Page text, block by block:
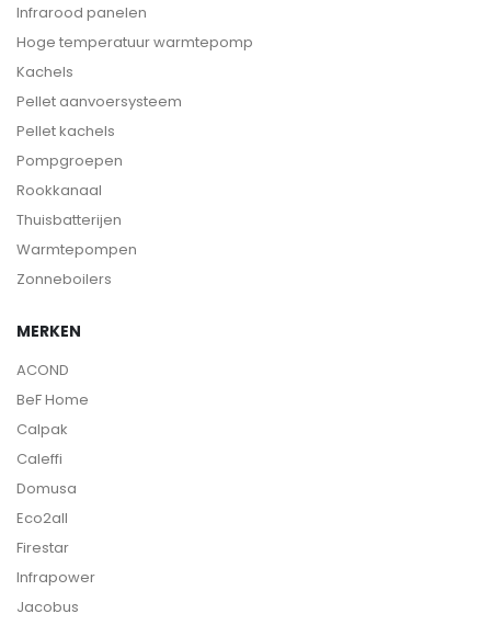
Infrarood panelen
Hoge temperatuur warmtepomp
Kachels
Pellet aanvoersysteem
Pellet kachels
Pompgroepen
Rookkanaal
Thuisbatterijen
Warmtepompen
Zonneboilers
MERKEN
ACOND
BeF Home
Calpak
Caleffi
Domusa
Eco2all
Firestar
Infrapower
Jacobus